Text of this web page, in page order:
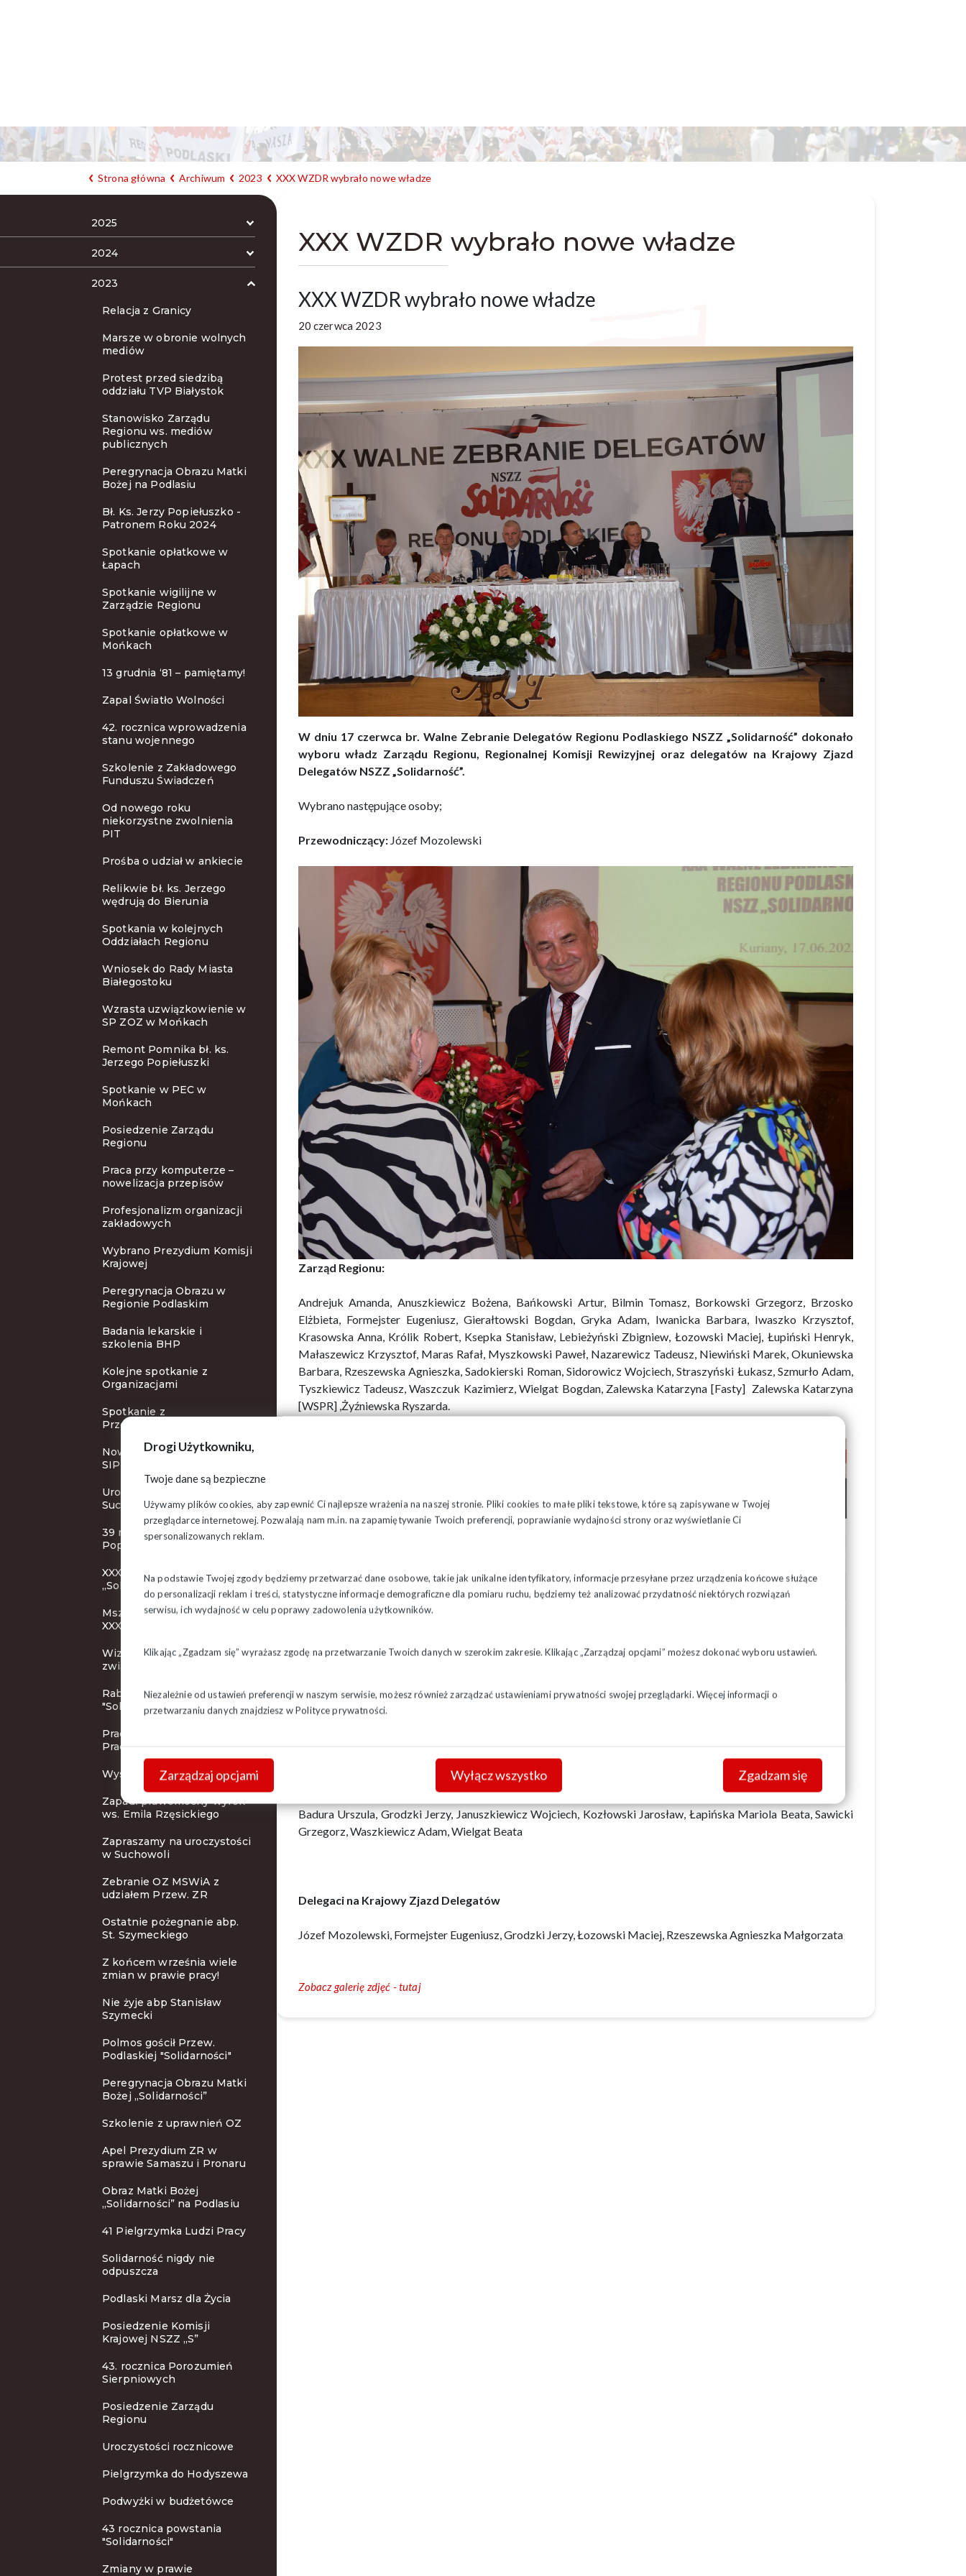
Drogi Użytkowniku,
Twoje dane są bezpieczne
Używamy plików cookies, aby zapewnić Ci najlepsze wrażenia na naszej stronie. Pliki cookies to małe pliki tekstowe, które są zapisywane w Twojej
przeglądarce internetowej. Pozwalają nam m.in. na zapamiętywanie Twoich preferencji, poprawianie wydajności strony oraz wyświetlanie Ci
spersonalizowanych reklam.
Na podstawie Twojej zgody będziemy przetwarzać dane osobowe, takie jak unikalne identyfikatory, informacje przesyłane przez urządzenia końcowe służące
do personalizacji reklam i treści, statystyczne informacje demograficzne dla pomiaru ruchu, będziemy też analizować przydatność niektórych rozwiązań
serwisu, ich wydajność w celu poprawy zadowolenia użytkowników.
Klikając „Zgadzam się” wyrażasz zgodę na przetwarzanie Twoich danych w szerokim zakresie. Klikając „Zarządzaj opcjami” możesz dokonać wyboru ustawień.
Niezależnie od ustawień preferencji w naszym serwisie, możesz również zarządzać ustawieniami prywatności swojej przeglądarki. Więcej informacji o
przetwarzaniu danych znajdziesz wPolityce prywatności.
Zarządzaj opcjami Wyłącz wszystko Zgadzam się
Strona główna Archiwum 2023 XXX WZDR wybrało nowe władze
2025
2024
2023
Relacja z Granicy
Marsze w obronie wolnych
mediów
Protest przed siedzibą
oddziału TVP Białystok
Stanowisko Zarządu
Regionu ws. mediów
publicznych
Peregrynacja Obrazu Matki
Bożej na Podlasiu
Bł. Ks. Jerzy Popiełuszko -
Patronem Roku 2024
Spotkanie opłatkowe w
Łapach
Spotkanie wigilijne w
Zarządzie Regionu
Spotkanie opłatkowe w
Mońkach
13 grudnia ‘81 – pamiętamy!
Zapal Światło Wolności
42. rocznica wprowadzenia
stanu wojennego
Szkolenie z Zakładowego
Funduszu Świadczeń
Od nowego roku
niekorzystne zwolnienia
PIT
Prośba o udział w ankiecie
Relikwie bł. ks. Jerzego
wędrują do Bierunia
Spotkania w kolejnych
Oddziałach Regionu
Wniosek do Rady Miasta
Białegostoku
Wzrasta uzwiązkowienie w
SP ZOZ w Mońkach
Remont Pomnika bł. ks.
Jerzego Popiełuszki
Spotkanie w PEC w
Mońkach
Posiedzenie Zarządu
Regionu
Praca przy komputerze –
nowelizacja przepisów
Profesjonalizm organizacji
zakładowych
Wybrano Prezydium Komisji
Krajowej
Peregrynacja Obrazu w
Regionie Podlaskim
Badania lekarskie i
szkolenia BHP
Kolejne spotkanie z
Organizacjami
Spotkanie z
Przewodniczącym ZR
Nowy cykl szkoleń Klubu
SIP
Uroczystości rocznicowe w
Suchowoli
39 rocznica śmierci bł. ks.
Popiełuszki
XXXI KZD NSZZ
„Solidarność”
Msza Święta inaugurująca
XXXI KZD
Wizerunek działacza
związkowego
Rabaty dla członków
"Solidarności"
Pracodawca Przyjazny
Pracownikom
Wystawa i koncert
Zapadł prawomocny wyrok
ws. Emila Rzęsickiego
Zapraszamy na uroczystości
w Suchowoli
Zebranie OZ MSWiA z
udziałem Przew. ZR
Ostatnie pożegnanie abp.
St. Szymeckiego
Z końcem września wiele
zmian w prawie pracy!
Nie żyje abp Stanisław
Szymecki
Polmos gościł Przew.
Podlaskiej "Solidarności"
Peregrynacja Obrazu Matki
Bożej „Solidarności”
Szkolenie z uprawnień OZ
Apel Prezydium ZR w
sprawie Samaszu i Pronaru
Obraz Matki Bożej
„Solidarności” na Podlasiu
41 Pielgrzymka Ludzi Pracy
Solidarność nigdy nie
odpuszcza
Podlaski Marsz dla Życia
Posiedzenie Komisji
Krajowej NSZZ „S”
43. rocznica Porozumień
Sierpniowych
Posiedzenie Zarządu
Regionu
Uroczystości rocznicowe
Pielgrzymka do Hodyszewa
Podwyżki w budżetówce
43 rocznica powstania
"Solidarności"
Zmiany w prawie
XXX WZDR wybrało nowe władze
XXX WZDR wybrało nowe władze
20 czerwca 2023
W dniu 17 czerwca br. Walne Zebranie Delegatów Regionu Podlaskiego NSZZ „Solidarność” dokonało
wyboru władz Zarządu Regionu, Regionalnej Komisji Rewizyjnej oraz delegatów na Krajowy Zjazd
Delegatów NSZZ „Solidarność”.
Wybrano następujące osoby;
Przewodniczący:Józef Mozolewski
Zarząd Regionu:
Andrejuk Amanda, Anuszkiewicz Bożena, Bańkowski Artur, Bilmin Tomasz, Borkowski Grzegorz, Brzosko
Elżbieta, Formejster Eugeniusz, Gierałtowski Bogdan, Gryka Adam, Iwanicka Barbara, Iwaszko Krzysztof,
Krasowska Anna, Królik Robert, Ksepka Stanisław, Lebieżyński Zbigniew, Łozowski Maciej, Łupiński Henryk,
Małaszewicz Krzysztof, Maras Rafał, Myszkowski Paweł, Nazarewicz Tadeusz, Niewiński Marek, Okuniewska
Barbara, Rzeszewska Agnieszka, Sadokierski Roman, Sidorowicz Wojciech, Straszyński Łukasz, Szmurło Adam,
Tyszkiewicz Tadeusz, Waszczuk Kazimierz, Wielgat Bogdan, Zalewska Katarzyna [Fasty] Zalewska Katarzyna
[WSPR] ,Żyźniewska Ryszarda.
Regionalna Komisja Rewizyjna
Badura Urszula, Grodzki Jerzy, Januszkiewicz Wojciech, Kozłowski Jarosław, Łapińska Mariola Beata, Sawicki
Grzegorz, Waszkiewicz Adam, Wielgat Beata
Delegaci na Krajowy Zjazd Delegatów
Józef Mozolewski, Formejster Eugeniusz, Grodzki Jerzy, Łozowski Maciej, Rzeszewska Agnieszka Małgorzata
Zobacz galerię zdjęć - tutaj